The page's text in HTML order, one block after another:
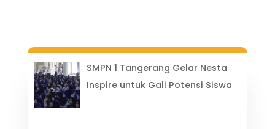
SMPN 1 Tangerang Gelar Nesta
Inspire untuk Gali Potensi Siswa